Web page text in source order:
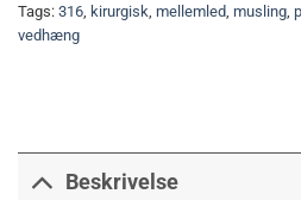
Tags: 316 kirurgisk mellemled musling
vedhæng
Beskrivelse